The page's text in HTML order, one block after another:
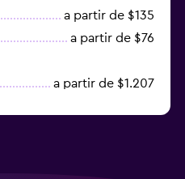
a partir de $135
a partir de $76
a partir de $1.207